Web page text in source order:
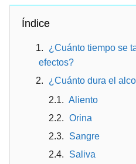
Índice
¿Cuánto tiempo se
efectos?
¿Cuánto dura el
Aliento
Orina
Sangre
Saliva